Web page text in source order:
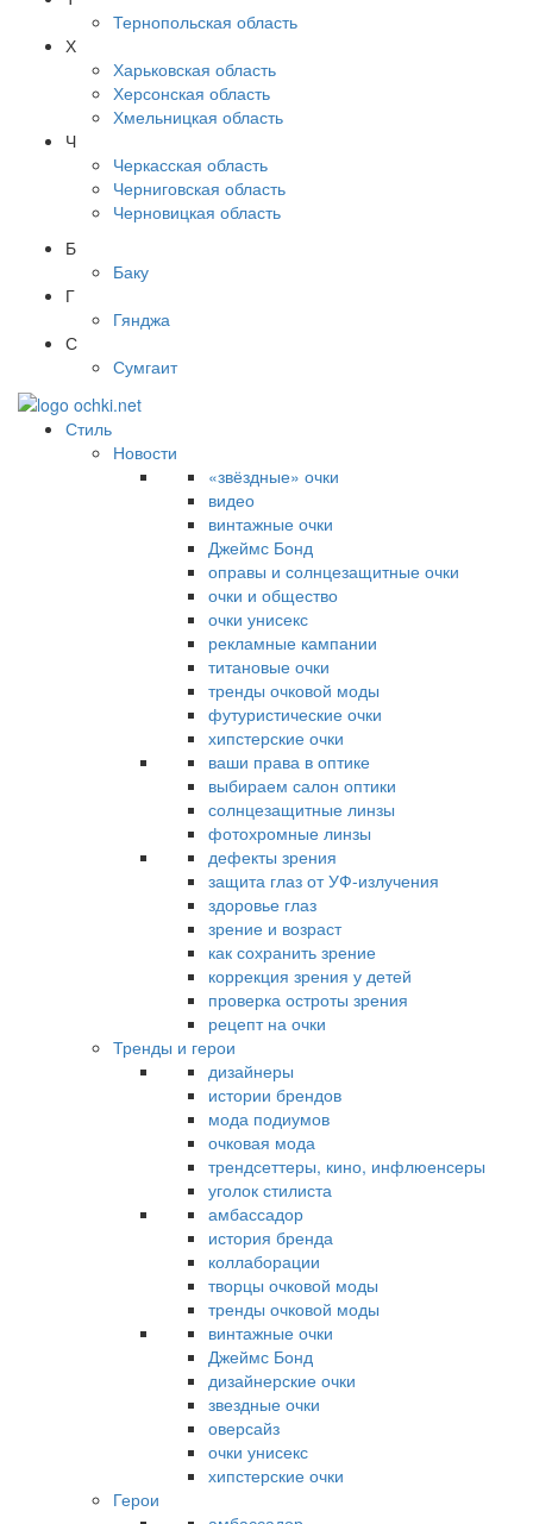
Тернопольская область
Х
Харьковская область
Херсонская область
Хмельницкая область
Ч
Черкасская область
Черниговская область
Черновицкая область
Б
Баку
Г
Гянджа
С
Сумгаит
Стиль
Новости
«звёздные» очки
видео
винтажные очки
Джеймс Бонд
оправы и солнцезащитные очки
очки и общество
очки унисекс
рекламные кампании
титановые очки
тренды очковой моды
футуристические очки
хипстерские очки
ваши права в оптике
выбираем салон оптики
солнцезащитные линзы
фотохромные линзы
дефекты зрения
защита глаз от УФ-излучения
здоровье глаз
зрение и возраст
как сохранить зрение
коррекция зрения у детей
проверка остроты зрения
рецепт на очки
Тренды и герои
дизайнеры
истории брендов
мода подиумов
очковая мода
трендсеттеры, кино, инфлюенсеры
уголок стилиста
амбассадор
история бренда
коллаборации
творцы очковой моды
тренды очковой моды
винтажные очки
Джеймс Бонд
дизайнерские очки
звездные очки
оверсайз
очки унисекс
хипстерские очки
Герои